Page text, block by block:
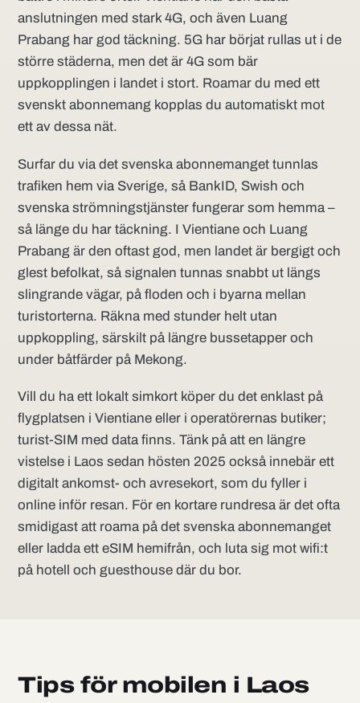
anslutningen med stark 4G, och även Luang
Prabang har god täckning. 5G har börjat rullas ut i de
större städerna, men det är 4G som bär
uppkopplingen i landet i stort. Roamar du med ett
svenskt abonnemang kopplas du automatiskt mot
ett av dessa nät.
Surfar du via det svenska abonnemanget tunnlas
trafiken hem via Sverige, så BankID, Swish och
svenska strömningstjänster fungerar som hemma –
så länge du har täckning. I Vientiane och Luang
Prabang är den oftast god, men landet är bergigt och
glest befolkat, så signalen tunnas snabbt ut längs
slingrande vägar, på floden och i byarna mellan
turistorterna. Räkna med stunder helt utan
uppkoppling, särskilt på längre bussetapper och
under båtfärder på Mekong.
Vill du ha ett lokalt simkort köper du det enklast på
flygplatsen i Vientiane eller i operatörernas butiker;
turist-SIM med data finns. Tänk på att en längre
vistelse i Laos sedan hösten 2025 också innebär ett
digitalt ankomst- och avresekort, som du fyller i
online inför resan. För en kortare rundresa är det ofta
smidigast att roama på det svenska abonnemanget
eller ladda ett eSIM hemifrån, och luta sig mot wifi:t
på hotell och guesthouse där du bor.
Tips för mobilen i Laos